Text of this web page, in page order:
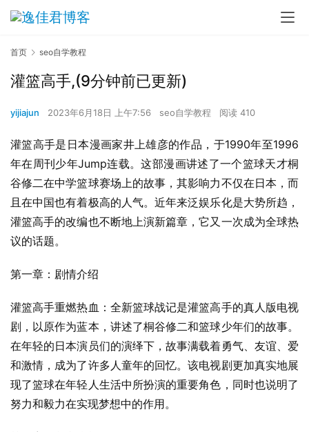
首页 seo自学教程
灌篮高手,(9分钟前已更新)
yijiajun 2023年6月18日 上午7:56 seo自学教程 阅读 410
灌篮高手是日本漫画家井上雄彦的作品，于1990年至1996
年在周刊少年Jump连载。这部漫画讲述了一个篮球天才桐
谷修二在中学篮球赛场上的故事，其影响力不仅在日本，而
且在中国也有着极高的人气。近年来泛娱乐化是大势所趋，
灌篮高手的改编也不断地上演新篇章，它又一次成为全球热
议的话题。
第一章：剧情介绍
灌篮高手重燃热血：全新篮球战记是灌篮高手的真人版电视
剧，以原作为蓝本，讲述了桐谷修二和篮球少年们的故事。
在年轻的日本演员们的演绎下，故事满载着勇气、友谊、爱
和激情，成为了许多人童年的回忆。该电视剧更加真实地展
现了篮球在年轻人生活中所扮演的重要角色，同时也说明了
努力和毅力在实现梦想中的作用。